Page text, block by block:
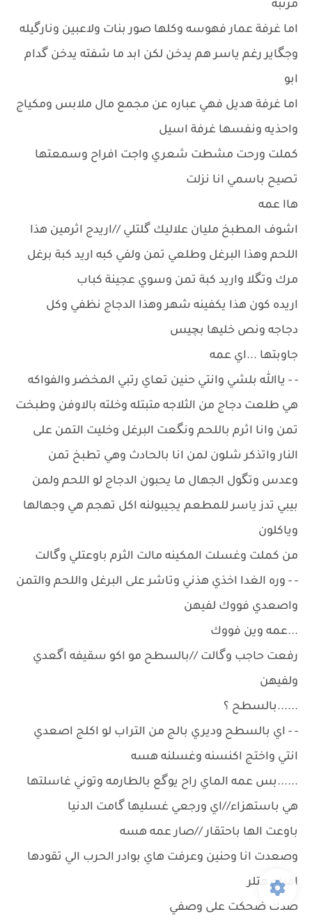
مرتبه
اما غرفة عمار فهوسه وكلها صور بنات ولاعبين ونارگيله
وجگاير رغم ياسر هم يدخن لكن ابد ما شفته يدخن گدام
ابو
اما غرفة هديل فهي عباره عن مجمع مال ملابس ومكياج
واحذيه ونفسها غرفة اسيل
كملت ورحت مشطت شعري واجت افراح وسمعتها
تصيح باسمي انا نزلت
هاا عمه
اشوف المطبخ مليان علاليك گلتلي //اريدج اثرمين هذا
اللحم وهذا البرغل وطلعي تمن ولفي كبه اريد كبة برغل
مرك وتگلا واريد كبة تمن وسوي عجينة كباب
اريده كون هذا يكفينه شهر وهذا الدجاج نظفي وكل
دجاجه ونص خليها بچيس
جاوبتها ...اي عمه
- - ياالله بلشي وانتي حنين تعاي رتبي المخضر والفواكه
هي طلعت دجاج من الثلاجه متبتله وخلته بالاوفن وطبخت
تمن وانا اثرم باللحم ونگعت البرغل وخليت التمن على
النار واتذكر شلون لمن انا بالحادث وهي تطبخ تمن
وعدس وتگول الجهال ما يحبون الدجاج لو اللحم ولمن
بيبي تدز ياسر للمطعم يجيبولنه اكل تهجم هي وجهالها
وياكلون
من كملت وغسلت المكينه مالت الثرم باوعتلي وگالت
- - وره الغدا اخذي هذني وتاشر على البرغل واللحم والتمن
واصعدي فووك لفيهن
...عمه وين فووك
رفعت حاجب وگالت //بالسطح مو اكو سقيفه اگعدي
ولفيهن
......بالسطح ؟
- - اي بالسطح وديري بالج من التراب لو اكلج اصعدي
انتي واختج اكنسنه وغسلنه هسه
......بس عمه الماي راح يوگع بالطارمه وتوني غاسلتها
هي باستهزاء//اي ورجعي غسليها گامت الدنيا
باوعت الها باحتقار //صار عمه هسه
وصعدت انا وحنين وعرفت هاي بوادر الحرب الي تقودها
افراح هتلر
صدك ضحكت على وصفي